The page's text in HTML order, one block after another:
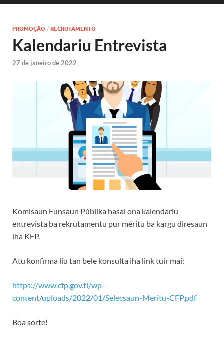
PROMOÇÃO / RECRUTAMENTO
Kalendariu Entrevista
27 de janeiro de 2022
Komisaun Funsaun Públika hasai ona kalendariu
entrevista ba rekrutamentu pur méritu ba kargu diresaun
iha KFP.
Atu konfirma liu tan bele konsulta iha link tuir mai:
https://www.cfp.gov.tl/wp-
content/uploads/2022/01/Selecsaun-Meritu-CFP.pdf
Boa sorte!